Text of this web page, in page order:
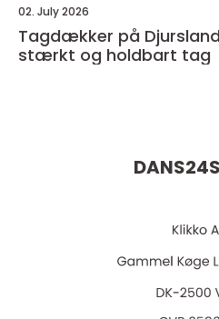
02. July 2026
Tagdækker på
stærkt og holdbart tag